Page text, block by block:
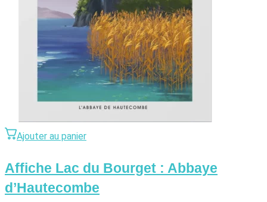
Ajouter au panier
Affiche Lac du Bourget : Abbaye
d’Hautecombe